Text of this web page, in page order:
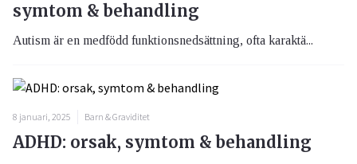
symtom & behandling
Autism är en medfödd funktionsnedsättning, ofta karaktä...
8 januari, 2025 Barn & Graviditet
ADHD: orsak, symtom & behandling